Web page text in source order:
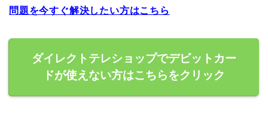
問題を今すぐ解決したい方はこちら
ダイレクトテレショップでデビットカー
ドが使えない方はこちらをクリック